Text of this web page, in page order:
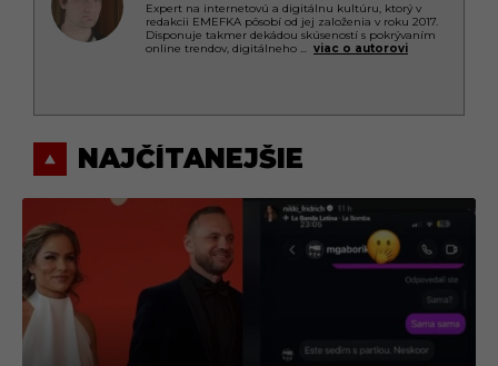
Expert na internetovú a digitálnu kultúru, ktorý v
redakcii EMEFKA pôsobí od jej založenia v roku 2017.
Disponuje takmer dekádou skúseností s pokrývaním
online trendov, digitálneho ... viac o autorovi
NAJČÍTANEJŠIE